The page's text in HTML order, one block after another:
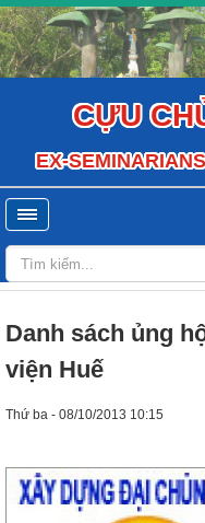
CỰU
EX-
Danh sách ủng
viện Huế
Thứ ba - 08/10/2013 10:15